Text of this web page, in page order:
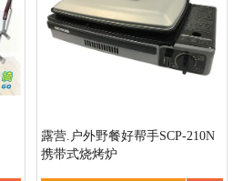
露营.户外野餐好帮手SCP-210N
携带式烧烤炉